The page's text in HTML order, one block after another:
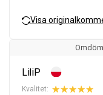
Visa
LiliP
Kvalitet: